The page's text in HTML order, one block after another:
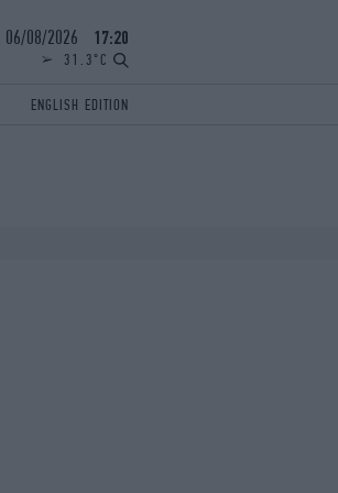
06/08/2026 17:20
31.3°C
ENGLISH EDITION